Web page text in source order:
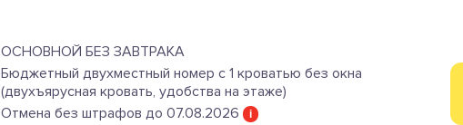
ОСНОВНОЙ БЕЗ ЗАВТРАКА
Бюджетный двухместный номер с 1 кроватью без окна
(двухъярусная кровать, удобства на этаже)
Отмена без штрафов до 07.08.2026
i